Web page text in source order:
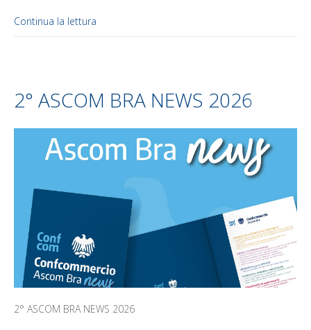
Continua la lettura
2° ASCOM BRA NEWS 2026
2° ASCOM BRA NEWS 2026